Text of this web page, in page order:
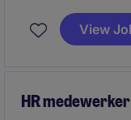
ervoor dat
aansluiten op de
View
HR medewerker